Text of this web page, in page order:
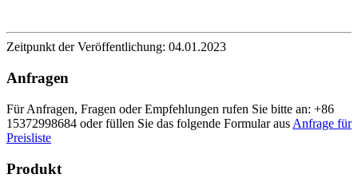
Zeitpunkt der Veröffentlichung: 04.01.2023
Anfragen
Für Anfragen, Fragen oder Empfehlungen rufen Sie bitte an: +86
15372998684 oder füllen Sie das folgende Formular aus Anfrage für
Preisliste
Produkt